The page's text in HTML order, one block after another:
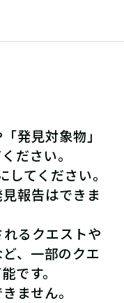
発見対象物」
ださい。
てください。
報告はできま
るクエストや
、一部のクエ
です。
ません。